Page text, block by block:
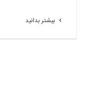
بیشتر بدانید